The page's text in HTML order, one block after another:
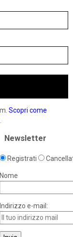
Scopri come
.
Newsletter
Registrati
Nome
Indirizzo e-mail: